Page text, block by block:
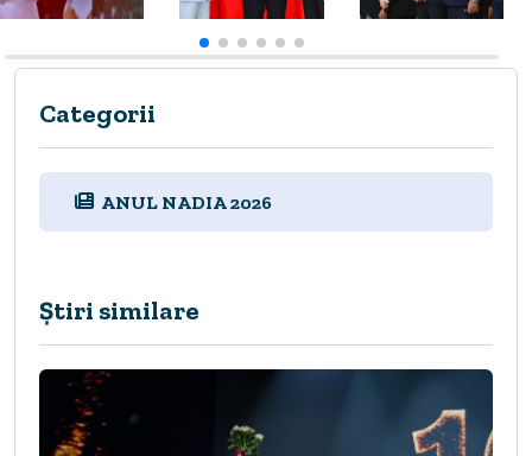
Categorii
ANUL NADIA 2026
Știri similare